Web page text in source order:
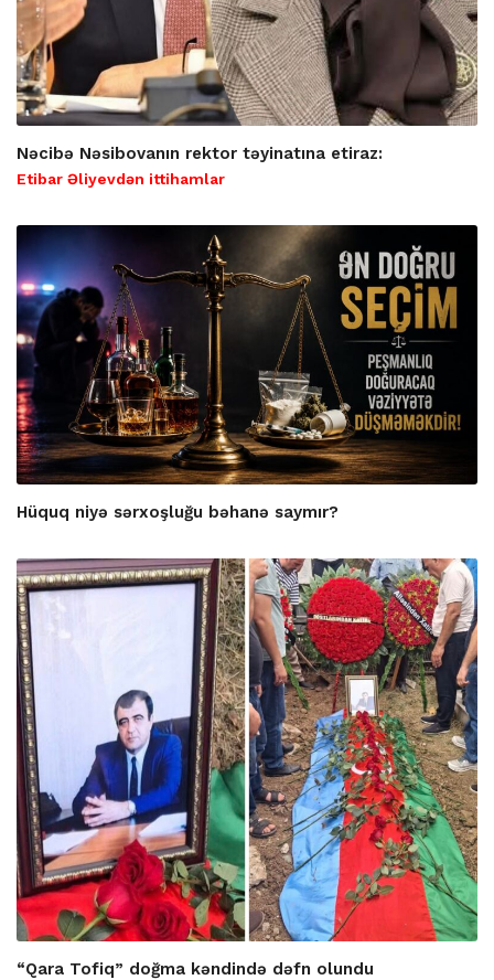
Nəcibə Nəsibovanın rektor təyinatına etiraz:
Etibar Əliyevdən ittihamlar
Hüquq niyə sərxoşluğu bəhanə saymır?
“Qara Tofiq” doğma kəndində dəfn olundu